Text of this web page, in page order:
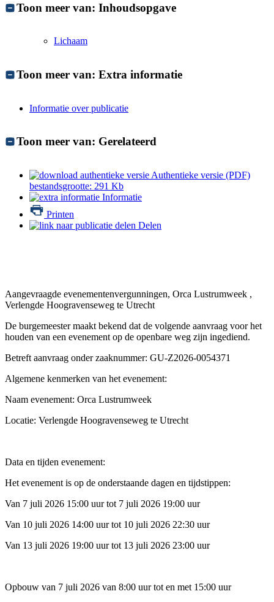
Toon meer van: Inhoudsopgave
Lichaam
Toon meer van: Extra informatie
Informatie over publicatie
Toon meer van: Gerelateerd
Authentieke versie (PDF)
bestandsgrootte: 291 Kb
Informatie
Printen
Delen
Aangevraagde evenementenvergunningen, Orca Lustrumweek ,
Verlengde Hoogravenseweg te Utrecht
De burgemeester maakt bekend dat de volgende aanvraag voor het
houden van een evenement op de openbare weg zijn ingediend.
Betreft aanvraag onder zaaknummer: GU-Z2026-0054371
Algemene kenmerken van het evenement:
Naam evenement: Orca Lustrumweek
Locatie: Verlengde Hoogravenseweg te Utrecht
Data en tijden evenement:
Het evenement is op de onderstaande dagen en tijdstippen:
Van 7 juli 2026 15:00 uur tot 7 juli 2026 19:00 uur
Van 10 juli 2026 14:00 uur tot 10 juli 2026 22:30 uur
Van 13 juli 2026 19:00 uur tot 13 juli 2026 23:00 uur
Opbouw van 7 juli 2026 van 8:00 uur tot en met 15:00 uur